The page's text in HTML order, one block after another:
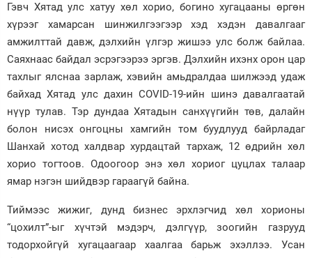
Гэвч Хятад улс хатуу хөл хорио, богино хугацааны өргөн
хүрээг хамарсан шинжилгээгээр хэд хэдэн давалгааг
амжилттай давж, дэлхийн үлгэр жишээ улс болж байлаа.
Саяхнаас байдал эсрэгээрээ эргэв. Дэлхийн ихэнх орон цар
тахлыг ялснаа зарлаж, хэвийн амьдралдаа шилжээд удаж
байхад Хятад улс дахин COVID-19-ийн шинэ давалгаатай
нүүр тулав. Тэр дундаа Хятадын санхүүгийн төв, далайн
болон нисэх онгоцны хамгийн том буудлууд байрладаг
Шанхай хотод халдвар хурдацтай тархаж, 12 өдрийн хөл
хорио тогтоов. Одоогоор энэ хөл хориог цуцлах талаар
ямар нэгэн шийдвэр гараагүй байна.
Тиймээс жижиг, дунд бизнес эрхлэгчид хөл хорионы
“цохилт”-ыг хүчтэй мэдэрч, дэлгүүр, зоогийн газрууд
тодорхойгүй хугацаагаар хаалгаа барьж эхэллээ. Усан